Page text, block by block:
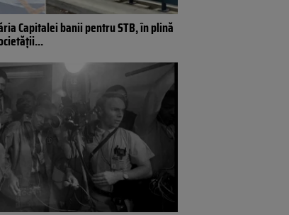
Capitalei banii pentru STB, în plină